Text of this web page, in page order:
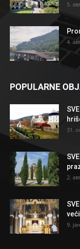
5.
4.
POPULARNE
31.
2.
9.